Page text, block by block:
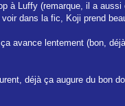
à Luffy (remarque, il a
dans la fic, Koji prend
avance lentement (bon,
déjà ça augure du bon